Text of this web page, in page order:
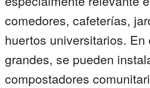
comedores, cafeterías,
huertos universitarios. En
grandes, se pueden
compostadores